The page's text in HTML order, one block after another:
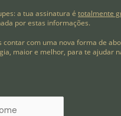
a tua assinatura é totalmente
por estas informações.
contar com uma nova forma de
maior e melhor, para te ajudar